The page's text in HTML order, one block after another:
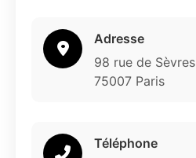
Adresse
98 rue de Sèvres
75007 Paris
Téléphone